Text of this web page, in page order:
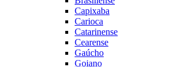
Capixaba
Carioca
Catarinense
Cearense
Gaúcho
Goiano